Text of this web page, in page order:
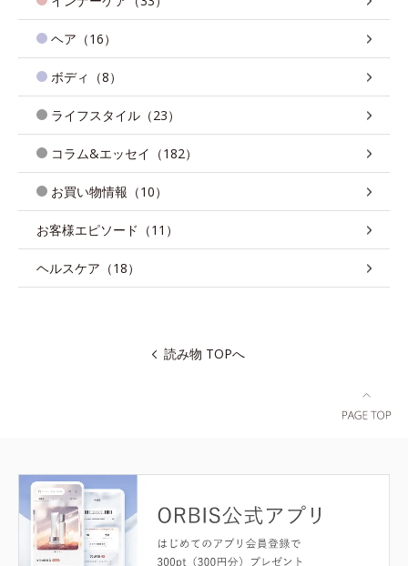
ヘア（16）
ボディ（8）
ライフスタイル（23）
コラム&エッセイ（182）
お買い物情報（10）
お客様エピソード（11）
ヘルスケア（18）
読み物 TOPへ